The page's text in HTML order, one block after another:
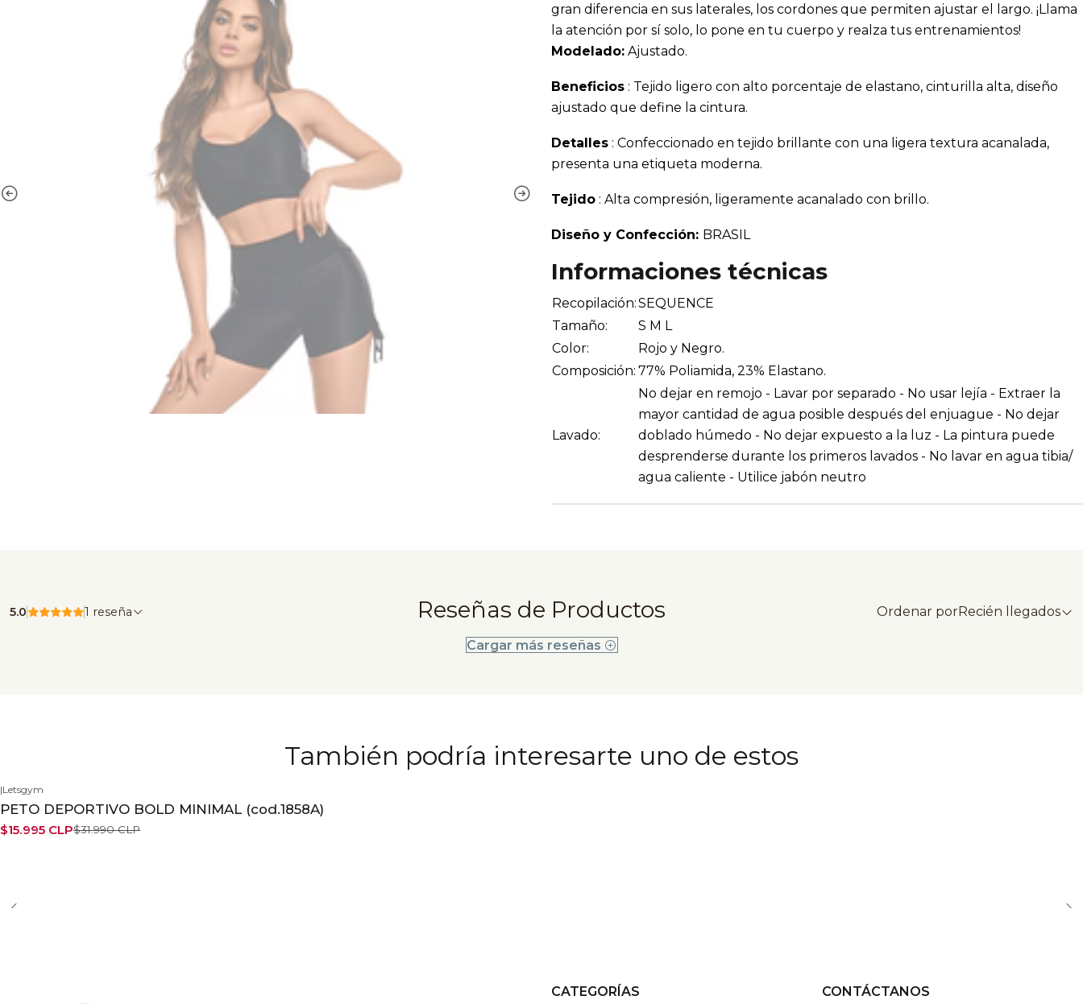
gran diferencia en sus laterales, los cordones que permiten ajustar el largo. ¡Llama
la atención por sí solo, lo pone en tu cuerpo y realza tus entrenamientos!
Modelado: Ajustado.
Beneficios : Tejido ligero con alto porcentaje de elastano, cinturilla alta, diseño
ajustado que define la cintura.
Detalles : Confeccionado en tejido brillante con una ligera textura acanalada,
presenta una etiqueta moderna.
Tejido : Alta compresión, ligeramente acanalado con brillo.
Diseño y Confección: BRASIL
Informaciones técnicas
Recopilación:SEQUENCE
Tamaño:
S M L
Color:
Rojo y Negro.
Composición: 77% Poliamida, 23% Elastano.
Lavado:
No dejar en remojo - Lavar por separado - No usar lejía - Extraer la
mayor cantidad de agua posible después del enjuague - No dejar
doblado húmedo - No dejar expuesto a la luz - La pintura puede
desprenderse durante los primeros lavados - No lavar en agua tibia/
agua caliente - Utilice jabón neutro
Reseñas de Productos
5.0 1 reseña Ordenar porRecién llegados
Cargar más reseñas
También podría interesarte uno de estos
-50%
|Letsgym
PETO DEPORTIVO BOLD MINIMAL (cod.1858A)
$15.995 CLP$31.990 CLP
CATEGORÍAS CONTÁCTANOS